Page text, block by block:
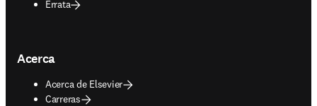
Errata
Acerca
Acerca de Elsevier
Carreras